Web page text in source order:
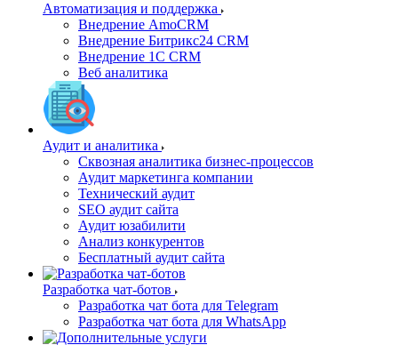
Автоматизация и поддержка
Внедрение AmoCRM
Внедрение Битрикс24 CRM
Внедрение 1C CRM
Веб аналитика
Аудит и аналитика
Сквозная аналитика бизнес-процессов
Аудит маркетинга компании
Технический аудит
SEO аудит сайта
Аудит юзабилити
Анализ конкурентов
Бесплатный аудит сайта
Разработка чат-ботов
Разработка чат бота для Telegram
Разработка чат бота для WhatsApp